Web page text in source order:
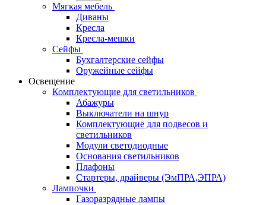
Мягкая мебель
Диваны
Кресла
Кресла-мешки
Сейфы
Бухгалтерские сейфы
Оружейные сейфы
Освещение
Комплектующие для светильников
Абажуры
Выключатели на шнур
Комплектующие для подвесов и
светильников
Модули светодиодные
Основания светильников
Плафоны
Стартеры, драйверы (ЭмПРА,ЭПРА)
Лампочки
Газоразрядные лампы